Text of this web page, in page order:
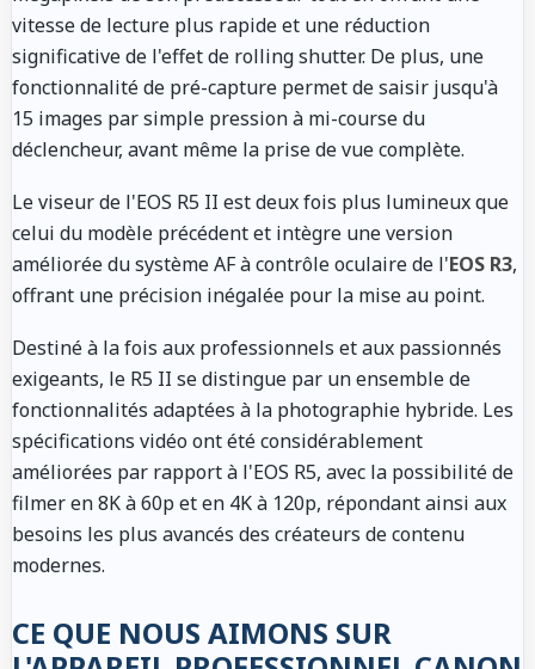
vitesse de lecture plus rapide et une réduction
significative de l'effet de rolling shutter. De plus, une
fonctionnalité de pré-capture permet de saisir jusqu'à
15 images par simple pression à mi-course du
déclencheur, avant même la prise de vue complète.
Le viseur de l'EOS R5 II est deux fois plus lumineux que
celui du modèle précédent et intègre une version
améliorée du système AF à contrôle oculaire de l'EOS R3,
offrant une précision inégalée pour la mise au point.
Destiné à la fois aux professionnels et aux passionnés
exigeants, le R5 II se distingue par un ensemble de
fonctionnalités adaptées à la photographie hybride. Les
spécifications vidéo ont été considérablement
améliorées par rapport à l'EOS R5, avec la possibilité de
filmer en 8K à 60p et en 4K à 120p, répondant ainsi aux
besoins les plus avancés des créateurs de contenu
modernes.
CE QUE NOUS AIMONS SUR